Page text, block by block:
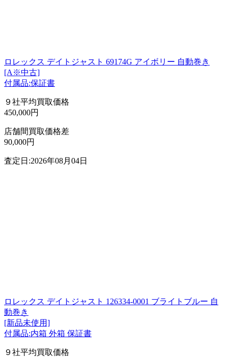
ロレックス デイトジャスト 69174G アイボリー 自動巻き
[A※中古]
付属品:保証書
９社平均買取価格
450,000円
店舗間買取価格差
90,000円
査定日:2026年08月04日
ロレックス デイトジャスト 126334-0001 ブライトブルー 自
動巻き
[新品未使用]
付属品:内箱 外箱 保証書
９社平均買取価格